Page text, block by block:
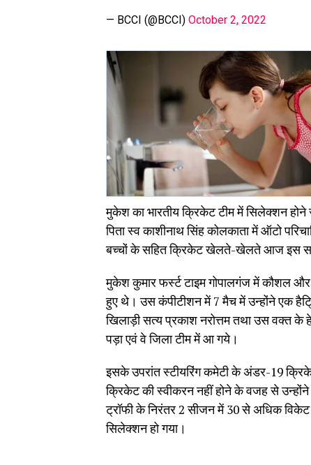
— BCCI (@BCCI) October 2, 2022
मुकेश का भारतीय क्रिकेट टीम में सिलेक्शन
पिता स्व काशीनाथ सिंह कोलकाता में ऑटो
बच्चों के सहित क्रिकेट खेलते-खेलते आज इस
मुकेश कुमार फर्स्ट टाइम गोपालगंज में कौशल और
हुए थे। उस कंपीटीशन में 7 मैच में उन्होंने एक
खिलाड़ी सत्य प्रकाश नरोत्तम तथा उस वक्त
पड़ा एवं वे जिला टीम में आ गये।
इसके उपरांत स्टीयरिंग कमेटी के अंडर-19 क्रिकेट
क्रिकेट की स्वीकरन नहीं होने के वजह से
ट्रॉफी के निरंतर 2 सीजन में 30 से अधिक
सिलेक्शन हो गया।